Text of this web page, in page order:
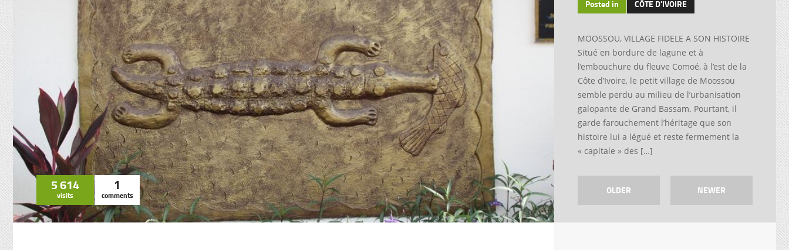
5 614
visits
1
comments
Posted in CÔTE D'IVOIRE
MOOSSOU, VILLAGE FIDELE A SON HISTOIRE
Situé en bordure de lagune et à
l’embouchure du fleuve Comoé, à l’est de la
Côte d’Ivoire, le petit village de Moossou
semble perdu au milieu de l’urbanisation
galopante de Grand Bassam. Pourtant, il
garde farouchement l’héritage que son
histoire lui a légué et reste fermement la
« capitale » des […]
OLDER NEWER